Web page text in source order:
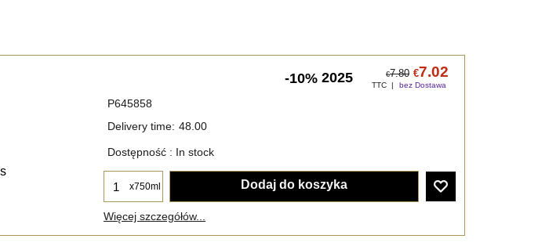
-10% 2025 €7.80 €7.02
TTC bez Dostawa
P645858
Delivery time: 48.00
Dostępność : In stock
x750ml Dodaj do koszyka
Więcej szczegółów...